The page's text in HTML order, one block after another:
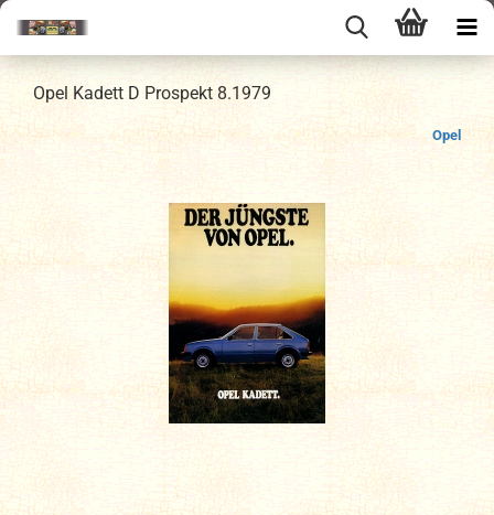
Opel Kadett D Prospekt 8.1979
Opel